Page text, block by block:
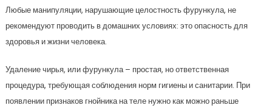
Любые манипуляции, нарушающие целостность фурункула, не
рекомендуют проводить в домашних условиях: это опасность для
здоровья и жизни человека.
Удаление чирья, или фурункула – простая, но ответственная
процедура, требующая соблюдения норм гигиены и санитарии. При
появлении признаков гнойника на теле нужно как можно раньше